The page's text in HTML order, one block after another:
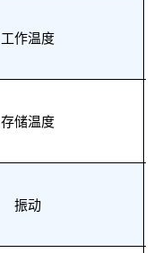
工作温度
存储温度
振动